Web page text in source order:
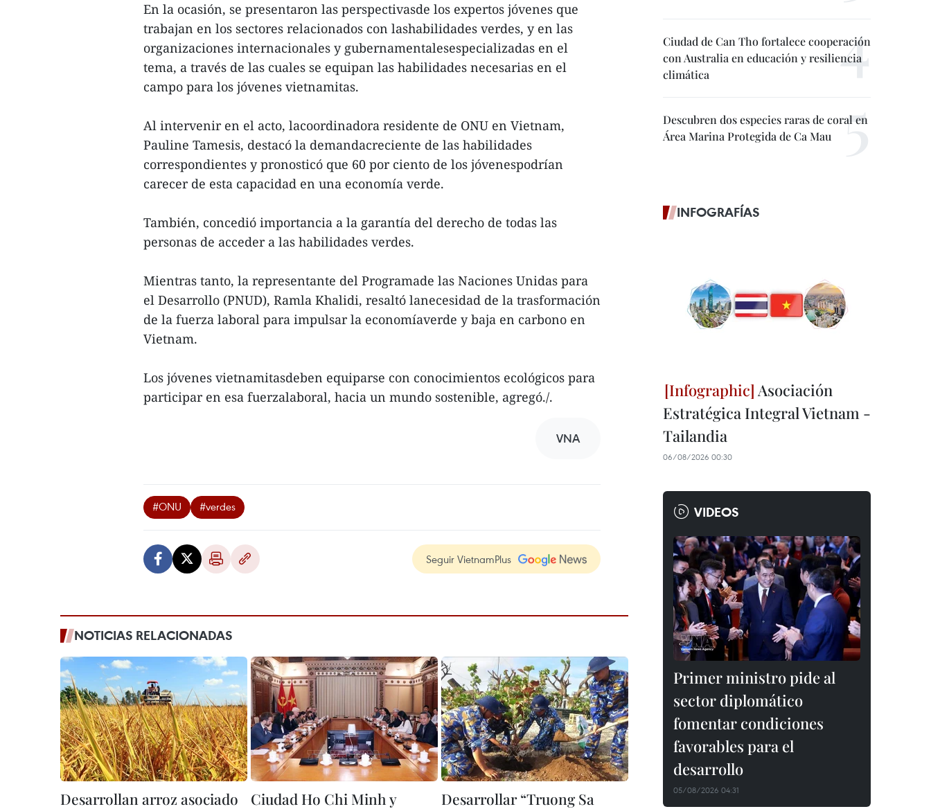
En la ocasión, se presentaron las perspectivasde los expertos jóvenes que
trabajan en los sectores relacionados con lashabilidades verdes, y en las
organizaciones internacionales y gubernamentalesespecializadas en el
tema, a través de las cuales se equipan las habilidades necesarias en el
campo para los jóvenes vietnamitas.
Al intervenir en el acto, lacoordinadora residente de ONU en Vietnam,
Pauline Tamesis, destacó la demandacreciente de las habilidades
correspondientes y pronosticó que 60 por ciento de los jóvenespodrían
carecer de esta capacidad en una economía verde.
También, concedió importancia a la garantía del derecho de todas las
personas de acceder a las habilidades verdes.
Mientras tanto, la representante del Programade las Naciones Unidas para
el Desarrollo (PNUD), Ramla Khalidi, resaltó lanecesidad de la trasformación
de la fuerza laboral para impulsar la economíaverde y baja en carbono en
Vietnam.
Los jóvenes vietnamitasdeben equiparse con conocimientos ecológicos para
participar en esa fuerzalaboral, hacia un mundo sostenible, agregó./.
VNA
#ONU #verdes
Seguir VietnamPlus
NOTICIAS RELACIONADAS
Desarrollan arroz asociado
Ciudad Ho Chi Minh y
Desarrollar “Truong Sa
Ciudad de Can Tho fortalece cooperación
con Australia en educación y resiliencia
climática
Descubren dos especies raras de coral en
Área Marina Protegida de Ca Mau
INFOGRAFÍAS
Asociación
Estratégica Integral Vietnam -
Tailandia
06/08/2026 00:30
VIDEOS
Primer ministro pide al
sector diplomático
fomentar condiciones
favorables para el
desarrollo
05/08/2026 04:31